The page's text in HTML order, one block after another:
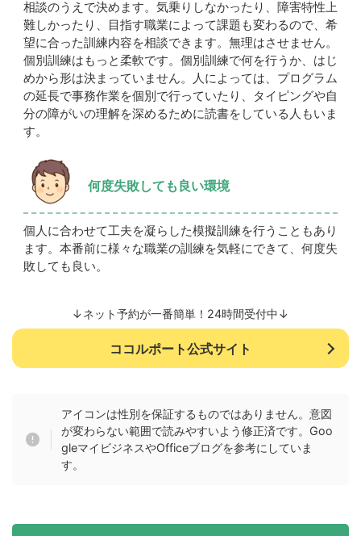
相談のうえで決めます。気乗りしなかったり、障害特性上
難しかったり、目指す職業によって課題も変わるので、希
望に合った訓練内容を相談できます。無理はさせません。
個別訓練はもっと柔軟です。個別訓練で何を行うか、はじ
めから形は決まっていません。人によっては、プログラム
の延長で事務作業を個別で行っていたり、タイピングや自
分の障がいの理解を深めるために読書をしている人もいま
す。
何度失敗しても良い環境
個人に合わせて工夫を凝らした模擬訓練を行うこともあり
ます。本番前に様々な職業の訓練を気軽にできて、何度失
敗しても良い。
↓ネット予約が一番簡単！24時間受付中↓
ココルポート公式サイト
アイコンは性別を保証するものではありません。意図
が変わらない範囲で読みやすいよう修正済です。Goo
gleマイビジネスやOfficeブログを参考にしていま
す。